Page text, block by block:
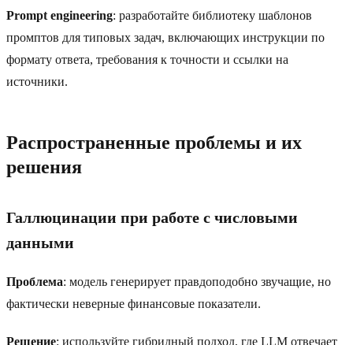
Prompt engineering: разработайте библиотеку шаблонов
промптов для типовых задач, включающих инструкции по
формату ответа, требования к точности и ссылки на
источники.
Распространенные проблемы и их
решения
Галлюцинации при работе с числовыми
данными
Проблема: модель генерирует правдоподобно звучащие, но
фактически неверные финансовые показатели.
Решение: используйте гибридный подход, где LLM отвечает